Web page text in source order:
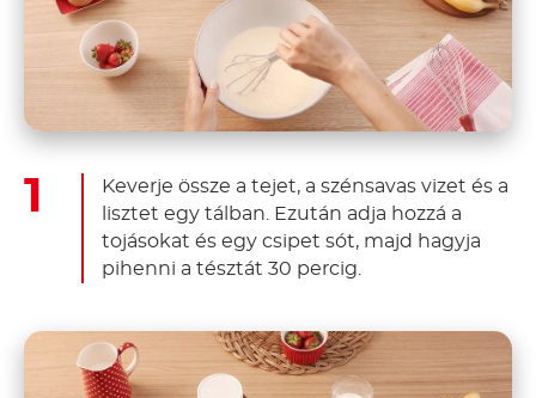
Keverje össze a tejet, a szénsavas vizet és a
lisztet egy tálban. Ezután adja hozzá a
tojásokat és egy csipet sót, majd hagyja
pihenni a tésztát 30 percig.